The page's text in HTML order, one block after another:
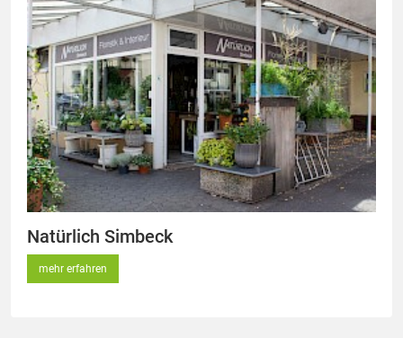
Natürlich Simbeck
mehr erfahren